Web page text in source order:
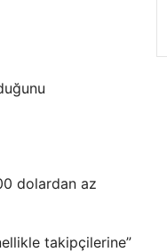
dolardan az
takipçilerine”